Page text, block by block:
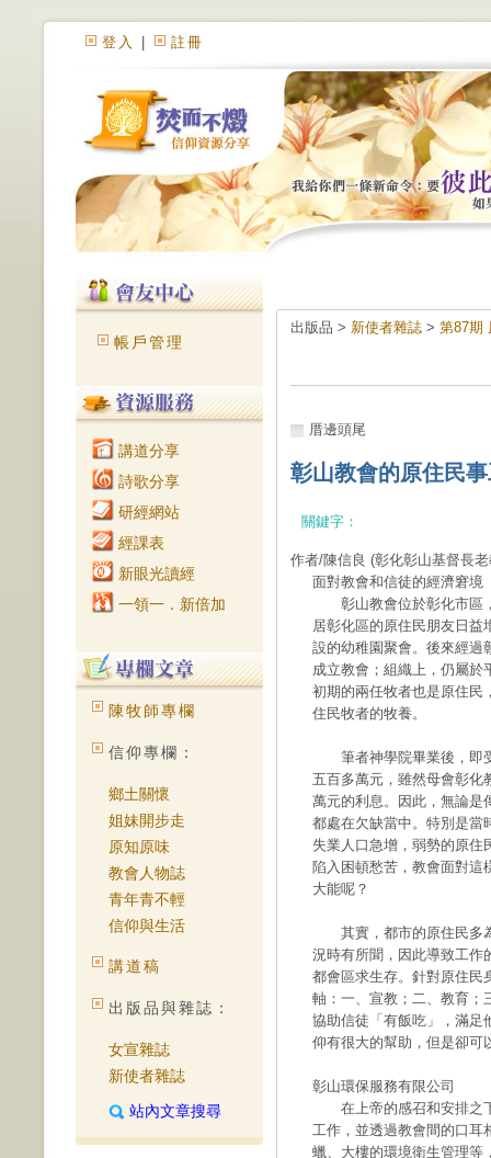
登入 註冊
帳戶管理
講道分享
詩歌分享
研經網站
經課表
新眼光讀經
一領一．新倍加
陳牧師專欄
信仰專欄：
鄉土關懷
姐妹開步走
原知原味
教會人物誌
青年青不輕
信仰與生活
講道稿
出版品與雜誌：
女宣雜誌
新使者雜誌
站內文章搜尋
出版品 > 新使者雜誌 > 第87期
厝邊頭尾
彰山教會的原住民
關鍵字：
作者/陳信良 (彰化彰山基督長
面對教會和信徒的經濟窘境
彰山教會位於彰化市區，
居彰化區的原住民朋友日益
設的幼稚園聚會。後來經過
成立教會；組織上，仍屬於
初期的兩任牧者也是原住民
住民牧者的牧養。
筆者神學院畢業後，即受
五百多萬元，雖然母會彰化
萬元的利息。因此，無論是
都處在欠缺當中。特別是當
失業人口急增，弱勢的原住
陷入困頓愁苦，教會面對這
大能呢？
其實，都市的原住民多為
況時有所聞，因此導致工作
都會區求生存。針對原住民
軸：一、宣教；二、教育；
協助信徒「有飯吃」，滿足
仰有很大的幫助，但是卻可
彰山環保服務有限公司
在上帝的感召和安排之下
工作，並透過教會間的口耳
蠟、大樓的環境衛生管理等